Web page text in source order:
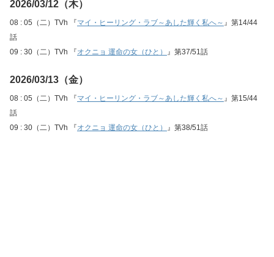
2026/03/12（木）
08 : 05（二）TVh 『マイ・ヒーリング・ラブ～あした輝く私へ～ 』第14/44
話
09 : 30（二）TVh 『オクニョ 運命の女（ひと） 』第37/51話
2026/03/13（金）
08 : 05（二）TVh 『マイ・ヒーリング・ラブ～あした輝く私へ～ 』第15/44
話
09 : 30（二）TVh 『オクニョ 運命の女（ひと） 』第38/51話